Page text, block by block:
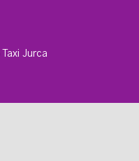
Taxi Jurca